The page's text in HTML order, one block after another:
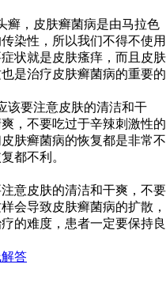
癣，皮肤癣菌病是由马拉色
染性，所以我们不得不使用
状就是皮肤瘙痒，而且皮肤
是治疗皮肤癣菌病的重要的
该要注意皮肤的清洁和干
，不要吃过于辛辣刺激性的
肤癣菌病的恢复都是非常不
都不利。
意皮肤的清洁和干爽，不要
会导致皮肤癣菌病的扩散，
的难度，患者一定要保持良
答